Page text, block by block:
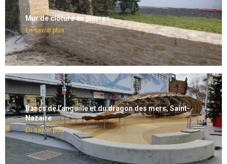
Mur de clôture en pierres
En savoir plus
Bancs de l’anguille et du dragon des mers, Saint-
Nazaire
En savoir plus